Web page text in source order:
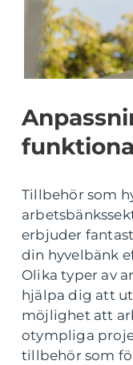
Tillbehör som
erbjuder
din hyvelbänk
Olika typer av
hjälpa dig att
möjlighet att
otympliga
tillbehör som